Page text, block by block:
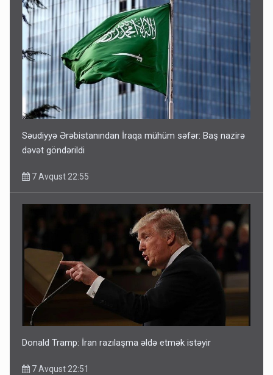
Səudiyyə Ərəbistanından İraqa mühüm səfər: Baş nazirə
dəvət göndərildi
7 Avqust 22:55
Donald Tramp: İran razılaşma əldə etmək istəyir
7 Avqust 22:51